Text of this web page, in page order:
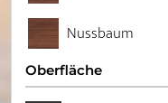
Nussbaum
Oberfläche